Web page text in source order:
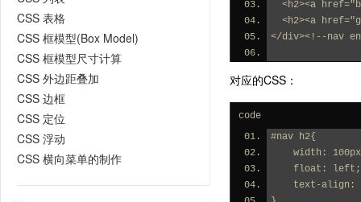
CSS 表格
CSS 框模型(Box Model)
CSS 框模型尺寸计算
CSS 外边距叠加
CSS 边框
CSS 定位
CSS 浮动
CSS 横向菜单的制作
<h2><a
<h2><a
</div><!--nav
对应的CSS：
code
#nav h2{
width:
    float: left;
text-